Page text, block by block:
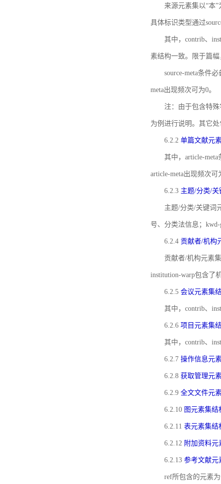
来源元素集以“本
具体标识类型通过
其中，contrib、
素结构一致。限于篇
source-meta条件
meta出现频次可为0。
注：由于包含特殊
为例进行说明。其它
6.2.2 单篇文献元
其中，article-
article-meta出现频次可
6.2.3 主题/分类/
主题/分类/关键词
号、分类法信息；
6.2.4 贡献者/机构
贡献者/机构元素
institution-warp包含了
6.2.5 会议元素集
其中，contrib、
6.2.6 项目元素集
其中，contrib、
6.2.7 操作信息元
6.2.8 获取管理元
6.2.9 全文文件元
6.2.10 图元素集结
6.2.11 表元素集结
6.2.12 附加资料元
6.2.13 参考文献元
ref所包含的元素